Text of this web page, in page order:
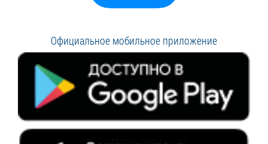
Официальное мобильное приложение